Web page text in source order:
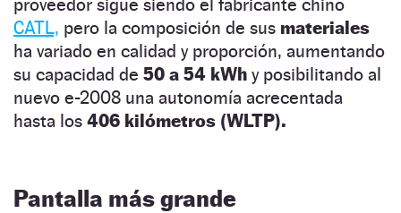
proveedor sigue siendo el fabricante chino
CATL, pero la composición de sus materiales
ha variado en calidad y proporción, aumentando
su capacidad de 50 a 54 kWh y posibilitando al
nuevo e-2008 una autonomía acrecentada
hasta los 406 kilómetros (WLTP).
Pantalla más grande